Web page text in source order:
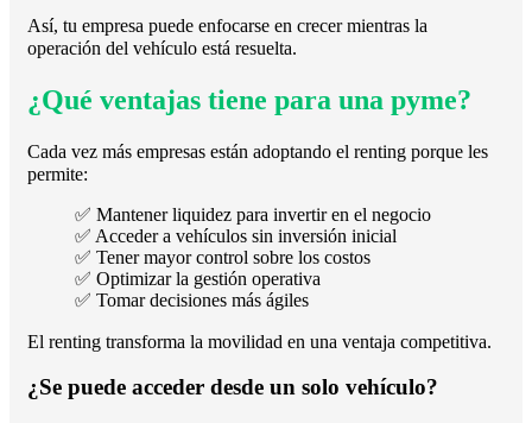
Así, tu empresa puede enfocarse en crecer mientras la
operación del vehículo está resuelta.
¿Qué ventajas tiene para una pyme?
Cada vez más empresas están adoptando el renting porque les
permite:
✅ Mantener liquidez para invertir en el negocio
✅ Acceder a vehículos sin inversión inicial
✅ Tener mayor control sobre los costos
✅ Optimizar la gestión operativa
✅ Tomar decisiones más ágiles
El renting transforma la movilidad en una ventaja competitiva.
¿Se puede acceder desde un solo vehículo?